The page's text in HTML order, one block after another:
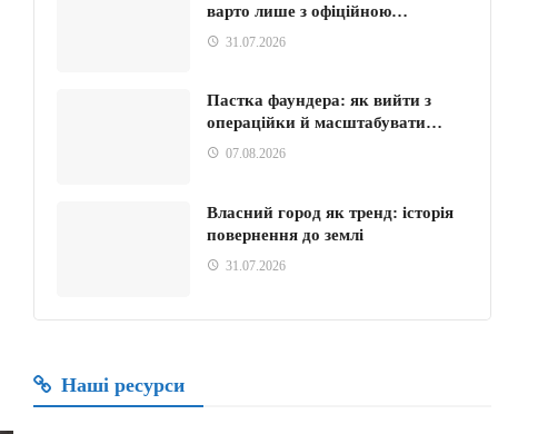
варто лише з офіційною…
31.07.2026
Пастка фаундера: як вийти з
операційки й масштабувати…
07.08.2026
Власний город як тренд: історія
повернення до землі
31.07.2026
Наші ресурси